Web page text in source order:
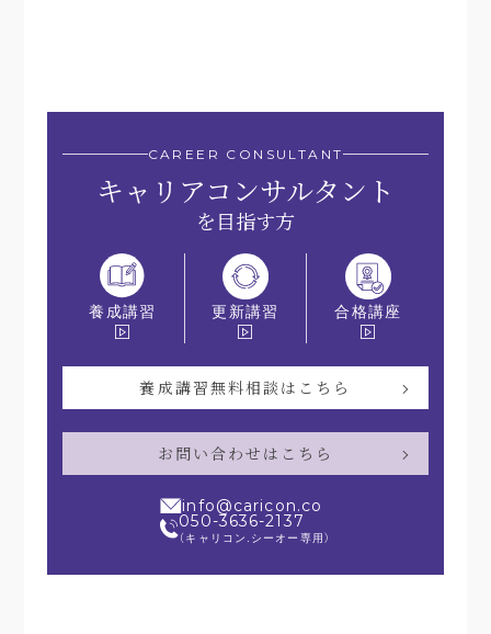
CAREER CONSULTANT
キャリアコンサルタント
を目指す方
養成講習 更新講習 合格講座
養成講習無料相談はこちら
お問い合わせはこちら
info@caricon.co
050-3636-2137
（キャリコン.シーオー専用）